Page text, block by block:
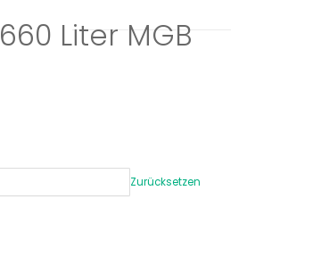
Liter MGB
Zurücksetzen